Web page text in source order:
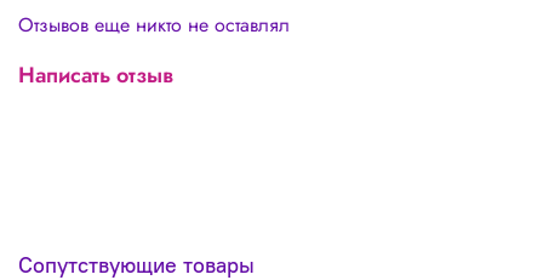
Отлично держит форму!
условиях!!!
Отзывов еще никто не оставлял
Написать отзыв
Сопутствующие товары